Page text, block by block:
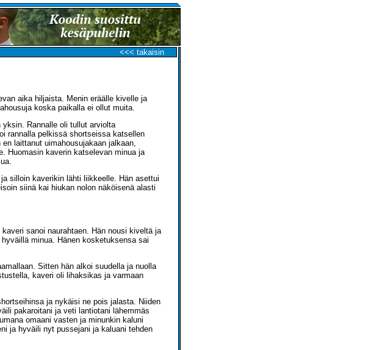
<<< takaisin
aika hiljaista. Menin eräälle kivelle ja
koska paikalla ei ollut muita.
Rannalle oli tullut arviolta
rannalla pelkissä shortseissa katsellen
laittanut uimahousujakaan jalkaan,
Huomasin kaverin katselevan minua ja
silloin kaverikin lähti liikkeelle. Hän asettui
siinä kai hiukan nolon näköisenä alasti
sanoi naurahtaen. Hän nousi kiveltä ja
minua. Hänen kosketuksensa sai
Sitten hän alkoi suudella ja nuolla
kaveri oli lihaksikas ja varmaan
ja nykäisi ne pois jalasta. Niiden
pakaroitani ja veti lantiotani lähemmäs
omaani vasten ja minunkin kaluni
ja hyväili nyt pussejani ja kaluani tehden